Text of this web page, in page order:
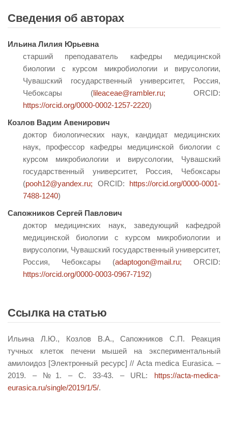
Сведения об авторах
Ильина Лилия Юрьевна
старший преподаватель кафедры медицинской
биологии с курсом микробиологии и вирусологии,
Чувашский государственный университет, Россия,
Чебоксары (lileaceae@rambler.ru; ORCID:
https://orcid.org/0000-0002-1257-2220)
Козлов Вадим Авенирович
доктор биологических наук, кандидат медицинских
наук, профессор кафедры медицинской биологии с
курсом микробиологии и вирусологии, Чувашский
государственный университет, Россия, Чебоксары
(pooh12@yandex.ru; ORCID: https://orcid.org/0000-0001-
7488-1240)
Сапожников Сергей Павлович
доктор медицинских наук, заведующий кафедрой
медицинской биологии с курсом микробиологии и
вирусологии, Чувашский государственный университет,
Россия, Чебоксары (adaptogon@mail.ru; ORCID:
https://orcid.org/0000-0003-0967-7192)
Ссылка на статью
Ильина Л.Ю., Козлов В.А., Сапожников С.П. Реакция
тучных клеток печени мышей на экспериментальный
амилоидоз [Электронный ресурс] // Acta medica Eurasica. –
2019. – №1. – С. 33-43. – URL: https://acta-medica-
eurasica.ru/single/2019/1/5/.